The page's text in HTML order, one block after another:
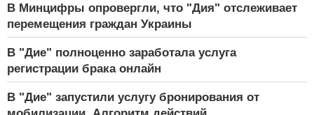
В Минцифры опровергли, что "Дия" отслеживает
перемещения граждан Украины
В "Дие" полноценно заработала услуга
регистрации брака онлайн
В "Дие" запустили услугу бронирования от